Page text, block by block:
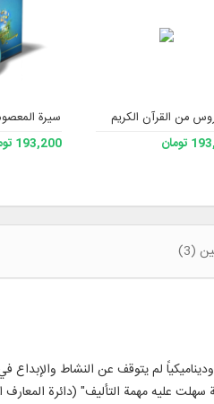
من القرآن الكريم
تومان
سيرة
193,200 تومان
(3)
لم يتوقف عن النشاط والإبداع
عليه مهمة التأليف" (دائرة المعارف